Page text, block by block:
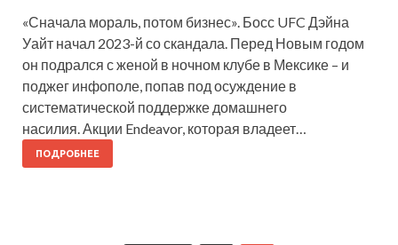
«Сначала мораль, потом бизнес». Босс UFC Дэйна
Уайт начал 2023-й со скандала. Перед Новым годом
он подрался с женой в ночном клубе в Мексике – и
поджег инфополе, попав под осуждение в
систематической поддержке домашнего
насилия. Акции Endeavor, которая владеет…
ПОДРОБНЕЕ